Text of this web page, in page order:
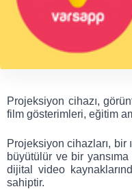
Projeksiyon cihazı,
film gösterimleri, eğitim
Projeksiyon cihazları, bir
büyütülür ve bir
dijital video
sahiptir.